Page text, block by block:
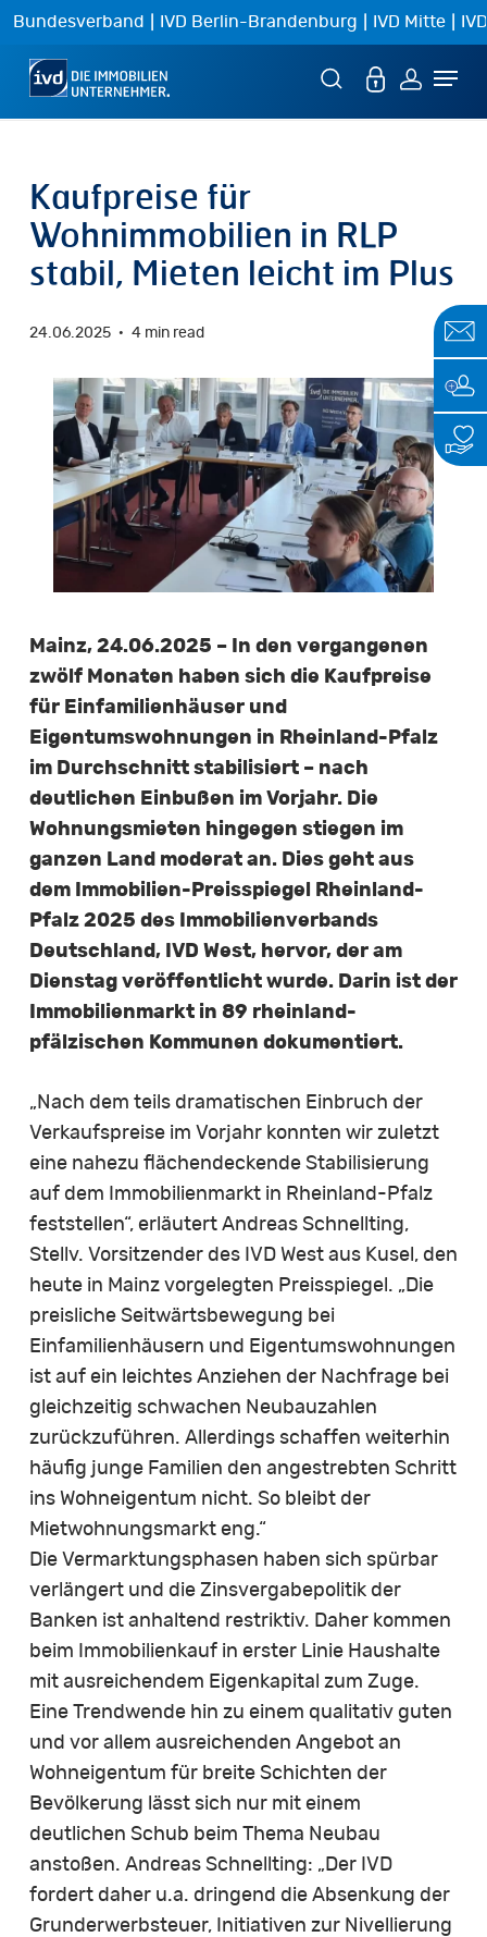
Skip
main
Bundesverband | IVD Berlin-Brandenburg | IVD Mitte |
Kaufpreise für
Wohnimmobilien in RLP
stabil, Mieten leicht im Plus
24.06.2025 4 min read
Mainz, 24.06.2025 – In den vergangenen
zwölf Monaten haben sich die Kaufpreise
für Einfamilienhäuser und
Eigentumswohnungen in Rheinland-Pfalz
im Durchschnitt stabilisiert – nach
deutlichen Einbußen im Vorjahr. Die
Wohnungsmieten hingegen stiegen im
ganzen Land moderat an. Dies geht aus
dem Immobilien-Preisspiegel Rheinland-
Pfalz 2025 des Immobilienverbands
Deutschland, IVD West, hervor, der am
Dienstag veröffentlicht wurde. Darin ist der
Immobilienmarkt in 89 rheinland-
pfälzischen Kommunen dokumentiert.
„Nach dem teils dramatischen Einbruch der
Verkaufspreise im Vorjahr konnten wir zuletzt
eine nahezu flächendeckende Stabilisierung
auf dem Immobilienmarkt in Rheinland-Pfalz
feststellen“, erläutert Andreas Schnellting,
Stellv. Vorsitzender des IVD West aus Kusel, den
heute in Mainz vorgelegten Preisspiegel. „Die
preisliche Seitwärtsbewegung bei
Einfamilienhäusern und Eigentumswohnungen
ist auf ein leichtes Anziehen der Nachfrage bei
gleichzeitig schwachen Neubauzahlen
zurückzuführen. Allerdings schaffen weiterhin
häufig junge Familien den angestrebten Schritt
ins Wohneigentum nicht. So bleibt der
Mietwohnungsmarkt eng.“
Die Vermarktungsphasen haben sich spürbar
verlängert und die Zinsvergabepolitik der
Banken ist anhaltend restriktiv. Daher kommen
beim Immobilienkauf in erster Linie Haushalte
mit ausreichendem Eigenkapital zum Zuge.
Eine Trendwende hin zu einem qualitativ guten
und vor allem ausreichenden Angebot an
Wohneigentum für breite Schichten der
Bevölkerung lässt sich nur mit einem
deutlichen Schub beim Thema Neubau
anstoßen. Andreas Schnellting: „Der IVD
fordert daher u.a. dringend die Absenkung der
Grunderwerbsteuer, Initiativen zur Nivellierung